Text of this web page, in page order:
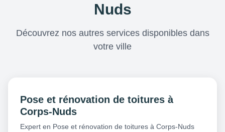
Nuds
Découvrez nos autres services disponibles dans
votre ville
Pose et rénovation de toitures à
Corps-Nuds
Expert en Pose et rénovation de toitures à Corps-Nuds